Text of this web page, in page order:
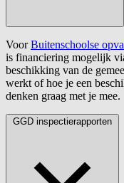
VoorBuitenschoolse
is financiering mogelijk
beschikking van de
werkt of hoe je een
denken graag met je mee.
GGD inspectierapporten